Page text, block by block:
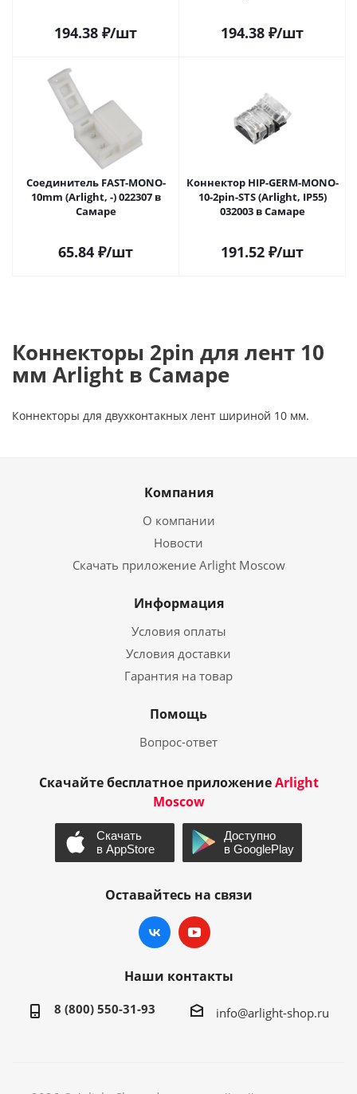
194.38 ₽/шт 194.38 ₽/шт
Соединитель FAST-MONO-
10mm (Arlight, -) 022307 в
Самаре
65.84 ₽/шт
Коннектор HIP-GERM-MONO-
10-2pin-STS (Arlight, IP55)
032003 в Самаре
191.52 ₽/шт
Коннекторы 2pin для лент 10
мм Arlight в Самаре
Коннекторы для двухконтакных лент шириной 10 мм.
Компания
О компании
Новости
Скачать приложение Arlight Moscow
Информация
Условия оплаты
Условия доставки
Гарантия на товар
Помощь
Вопрос-ответ
Скачайте бесплатное приложениеArlight
Moscow
Оставайтесь на связи
Наши контакты
8 (800) 550-31-93 info@arlight-shop.ru